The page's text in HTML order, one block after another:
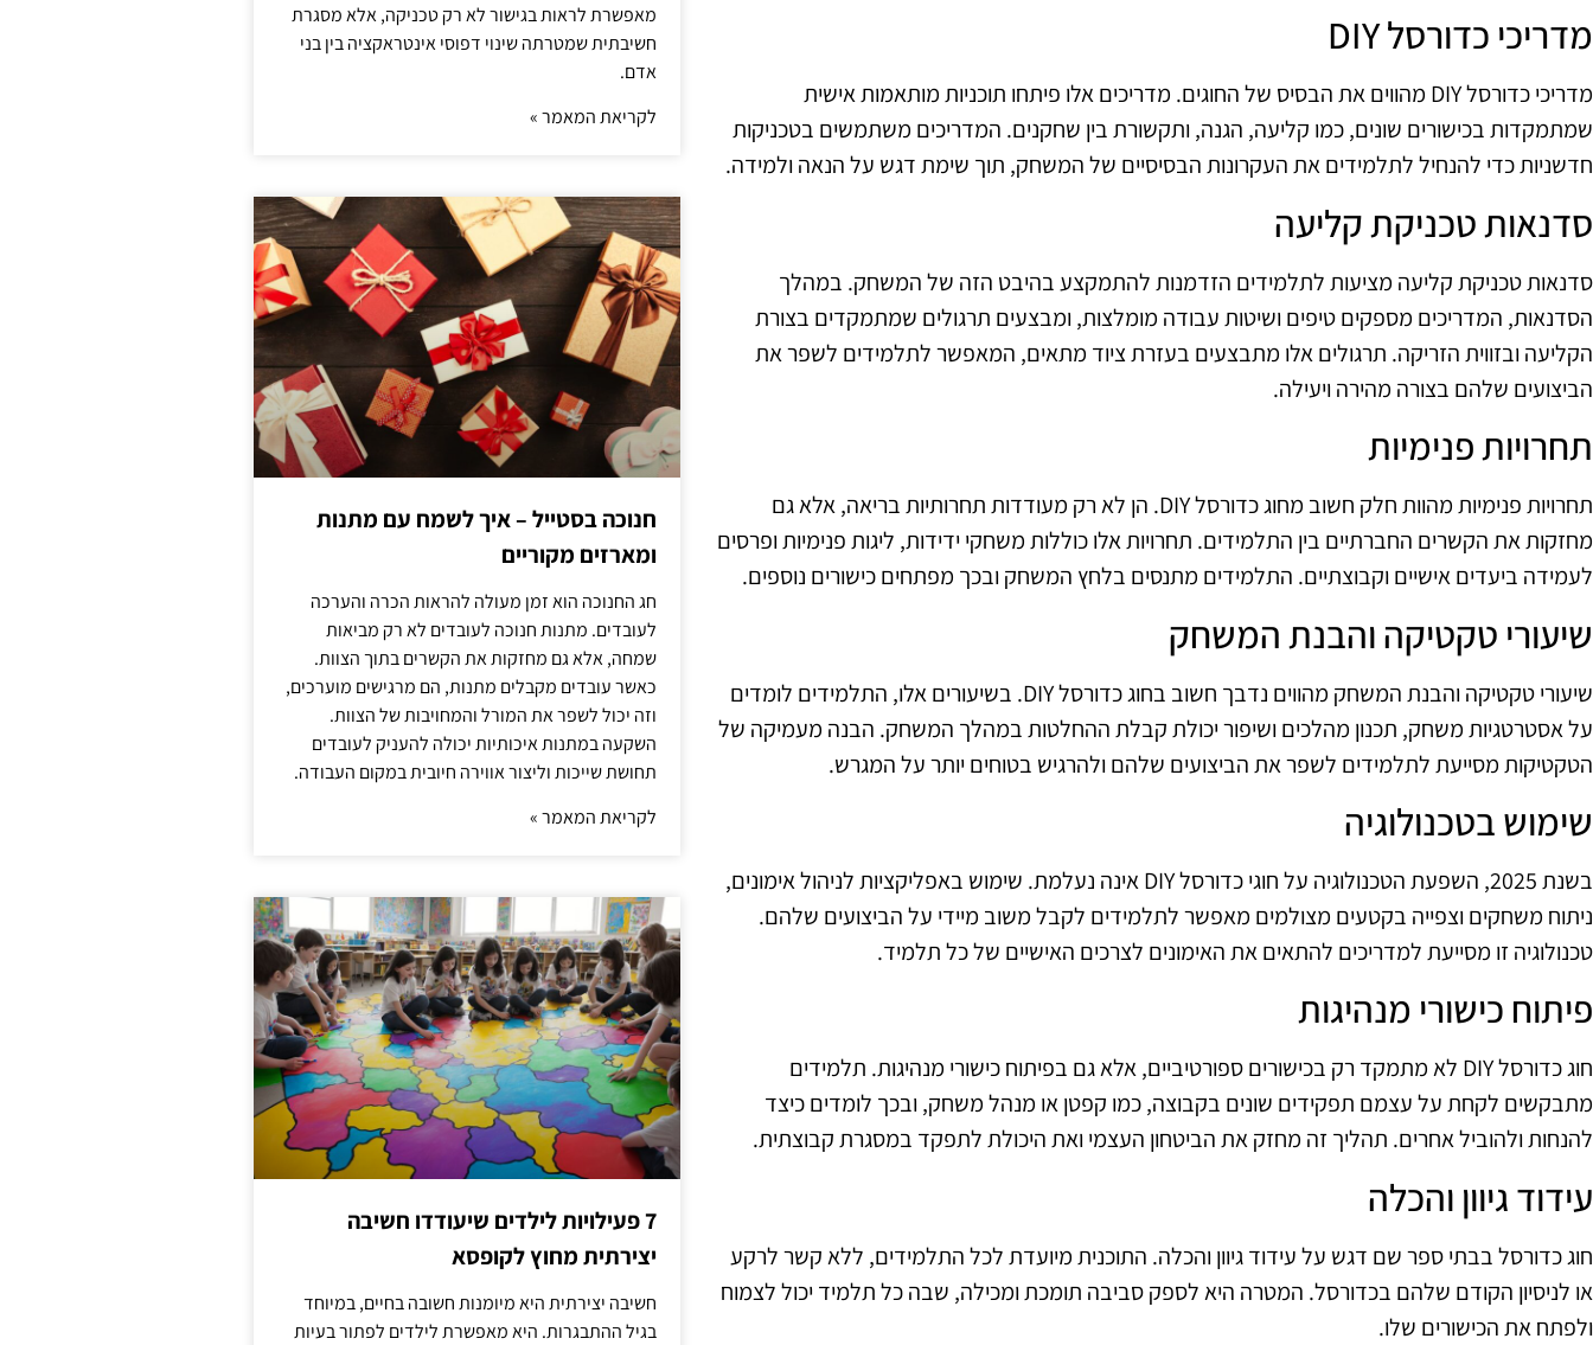
מדריכי כדורסל DIY
מדריכי כדורסל DIY מהווים את הבסיס של החוגים. מדריכים אלו פיתחו תוכניות מותאמות אישית
שמתמקדות בכישורים שונים, כמו קליעה, הגנה, ותקשורת בין שחקנים. המדריכים משתמשים בטכניקות
חדשניות כדי להנחיל לתלמידים את העקרונות הבסיסיים של המשחק, תוך שימת דגש על הנאה ולמידה.
סדנאות טכניקת קליעה
סדנאות טכניקת קליעה מציעות לתלמידים הזדמנות להתמקצע בהיבט הזה של המשחק. במהלך
הסדנאות, המדריכים מספקים טיפים ושיטות עבודה מומלצות, ומבצעים תרגולים שמתמקדים בצורת
הקליעה ובזווית הזריקה. תרגולים אלו מתבצעים בעזרת ציוד מתאים, המאפשר לתלמידים לשפר את
הביצועים שלהם בצורה מהירה ויעילה.
תחרויות פנימיות
תחרויות פנימיות מהוות חלק חשוב מחוג כדורסל DIY. הן לא רק מעודדות תחרותיות בריאה, אלא גם
מחזקות את הקשרים החברתיים בין התלמידים. תחרויות אלו כוללות משחקי ידידות, ליגות פנימיות ופרסים
לעמידה ביעדים אישיים וקבוצתיים. התלמידים מתנסים בלחץ המשחק ובכך מפתחים כישורים נוספים.
שיעורי טקטיקה והבנת המשחק
שיעורי טקטיקה והבנת המשחק מהווים נדבך חשוב בחוג כדורסל DIY. בשיעורים אלו, התלמידים לומדים
על אסטרטגיות משחק, תכנון מהלכים ושיפור יכולת קבלת ההחלטות במהלך המשחק. הבנה מעמיקה של
הטקטיקות מסייעת לתלמידים לשפר את הביצועים שלהם ולהרגיש בטוחים יותר על המגרש.
שימוש בטכנולוגיה
בשנת 2025, השפעת הטכנולוגיה על חוגי כדורסל DIY אינה נעלמת. שימוש באפליקציות לניהול אימונים,
ניתוח משחקים וצפייה בקטעים מצולמים מאפשר לתלמידים לקבל משוב מיידי על הביצועים שלהם.
טכנולוגיה זו מסייעת למדריכים להתאים את האימונים לצרכים האישיים של כל תלמיד.
פיתוח כישורי מנהיגות
חוג כדורסל DIY לא מתמקד רק בכישורים ספורטיביים, אלא גם בפיתוח כישורי מנהיגות. תלמידים
מתבקשים לקחת על עצמם תפקידים שונים בקבוצה, כמו קפטן או מנהל משחק, ובכך לומדים כיצד
להנחות ולהוביל אחרים. תהליך זה מחזק את הביטחון העצמי ואת היכולת לתפקד במסגרת קבוצתית.
עידוד גיוון והכלה
חוג כדורסל בבתי ספר שם דגש על עידוד גיוון והכלה. התוכנית מיועדת לכל התלמידים, ללא קשר לרקע
או לניסיון הקודם שלהם בכדורסל. המטרה היא לספק סביבה תומכת ומכילה, שבה כל תלמיד יכול לצמוח
ולפתח את הכישורים שלו.
מאפשרת לראות בגישור לא רק טכניקה, אלא מסגרת
חשיבתית שמטרתה שינוי דפוסי אינטראקציה בין בני
אדם.
לקריאת המאמר »
חנוכה בסטייל – איך לשמח עם מתנות
ומארזים מקוריים
חג החנוכה הוא זמן מעולה להראות הכרה והערכה
לעובדים. מתנות חנוכה לעובדים לא רק מביאות
שמחה, אלא גם מחזקות את הקשרים בתוך הצוות.
כאשר עובדים מקבלים מתנות, הם מרגישים מוערכים,
וזה יכול לשפר את המורל והמחויבות של הצוות.
השקעה במתנות איכותיות יכולה להעניק לעובדים
תחושת שייכות וליצור אווירה חיובית במקום העבודה.
לקריאת המאמר »
7 פעילויות לילדים שיעודדו חשיבה
יצירתית מחוץ לקופסא
חשיבה יצירתית היא מיומנות חשובה בחיים, במיוחד
בגיל ההתבגרות. היא מאפשרת לילדים לפתור בעיות